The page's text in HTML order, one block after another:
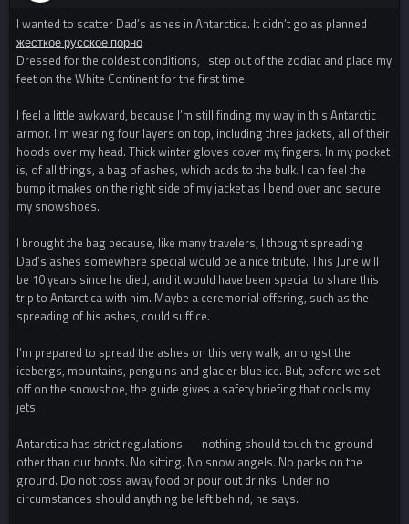
I wanted to scatter Dad’s ashes in Antarctica. It didn’t go as planned
жесткое русское порно
Dressed for the coldest conditions, I step out of the zodiac and place my
feet on the White Continent for the first time.
I feel a little awkward, because I’m still finding my way in this Antarctic
armor. I’m wearing four layers on top, including three jackets, all of their
hoods over my head. Thick winter gloves cover my fingers. In my pocket
is, of all things, a bag of ashes, which adds to the bulk. I can feel the
bump it makes on the right side of my jacket as I bend over and secure
my snowshoes.
I brought the bag because, like many travelers, I thought spreading
Dad’s ashes somewhere special would be a nice tribute. This June will
be 10 years since he died, and it would have been special to share this
trip to Antarctica with him. Maybe a ceremonial offering, such as the
spreading of his ashes, could suffice.
I’m prepared to spread the ashes on this very walk, amongst the
icebergs, mountains, penguins and glacier blue ice. But, before we set
off on the snowshoe, the guide gives a safety briefing that cools my
jets.
Antarctica has strict regulations — nothing should touch the ground
other than our boots. No sitting. No snow angels. No packs on the
ground. Do not toss away food or pour out drinks. Under no
circumstances should anything be left behind, he says.